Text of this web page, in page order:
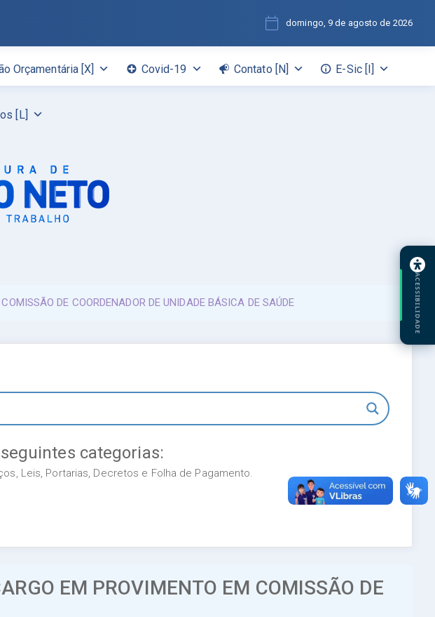
Orçamentária [X] Covid-19 Contato [N] E-Sic [I]
[L]
domingo, 9 de agosto de 2026
DE COORDENADOR DE UNIDADE BÁSICA DE SAÚDE
categorias:
Leis, Portarias, Decretos e Folha de Pagamento.
EM PROVIMENTO EM COMISSÃO DE
ACESSIBILIDADE